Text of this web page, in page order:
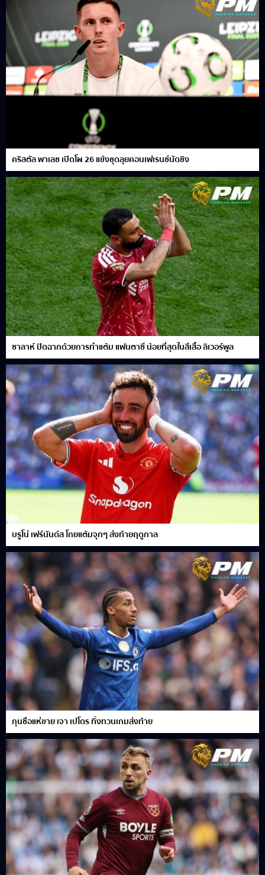
คริสตัล พาเลซ เปิดโผ 26 แข้งชุดลุยคอนเฟเรนซ์นัดชิง
ซาลาห์ ปิดฉากด้วยการทำแต้ม แฟนตาซี น้อยที่สุดในสีเสื้อ ลิเวอร์พูล
บรูโน่ เฟร์นันด์ส โกยแต้มจุกๆ ส่งท้ายฤดูกาล
กุนซือแห่ขาย เจา เปโดร ทิ้งทวนเกมส่งท้าย